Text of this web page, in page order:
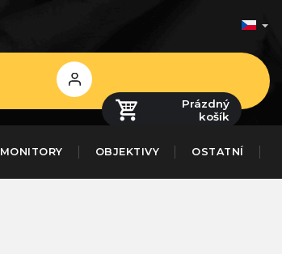
Přihlášení
Prázdný
košík
MONITORY OBJEKTIVY OSTATNÍ